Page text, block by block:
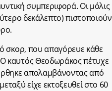
συμπεριφορά. Οι μόλις
δεκάλεπτο) πιστοποιούν
σκορ, που απαγόρευε κάθε
καυτός Θεοδωράκος πέτυχε
απολαμβάνοντας από
είχε εκτοξευθεί στο 60